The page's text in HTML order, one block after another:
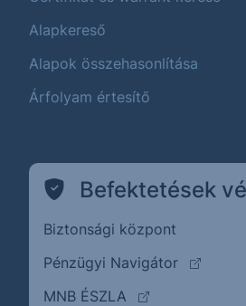
Alapkereső
Alapok összehasonlítása
Árfolyam értesítő
Befektetések
Biztonsági központ
Pénzügyi Navigátor
(külső
MNB ÉSZLA
(külső oldalra